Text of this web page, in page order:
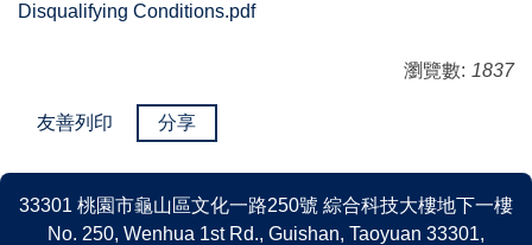
Disqualifying Conditions.pdf
瀏覽數: 1837
友善列印 分享
33301 桃園市龜山區文化一路250號 綜合科技大樓地下一樓
No. 250, Wenhua 1st Rd., Guishan, Taoyuan 33301,